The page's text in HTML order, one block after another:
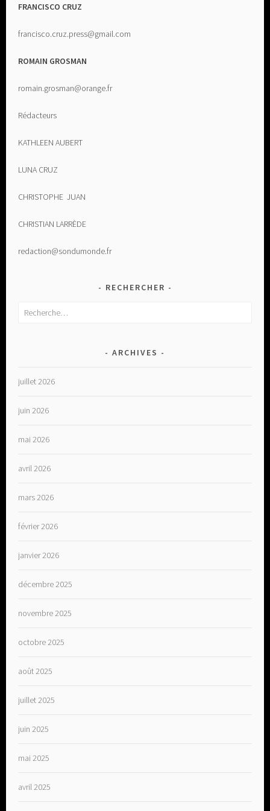
FRANCISCO CRUZ
francisco.cruz.press@gmail.com
ROMAIN GROSMAN
romain.grosman@orange.fr
Rédacteurs
KATHLEEN AUBERT
LUNA CRUZ
CHRISTOPHE JUAN
CHRISTIAN LARRÈDE
redaction@sondumonde.fr
RECHERCHER
Rechercher :
ARCHIVES
juillet 2026
juin 2026
mai 2026
avril 2026
mars 2026
février 2026
janvier 2026
décembre 2025
novembre 2025
octobre 2025
août 2025
juillet 2025
juin 2025
mai 2025
avril 2025